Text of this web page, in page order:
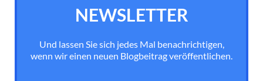
NEWSLETTER
Und lassen Sie sich jedes Mal benachrichtigen,
wenn wir einen neuen Blogbeitrag veröffentlichen.